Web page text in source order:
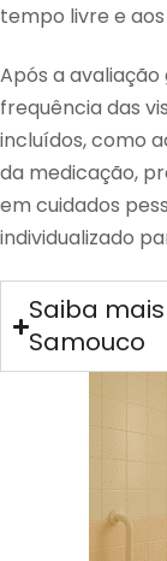
tempo livre e
Após a
frequência das
incluídos, como
da medicação,
em cuidados
individualizado
Saiba
Samouco